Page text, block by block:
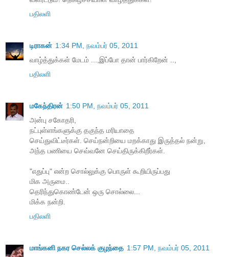
பதிலளி
டிராகன் 1:34 PM, நவம்பர் 05, 2011
வாழ்த்துக்கள் மேடம் ...,இப்போ தான் பார்கிறேன் ..,
பதிலளி
மகேந்திரன் 1:50 PM, நவம்பர் 05, 2011
அன்பு சகோதரி,
நட்புள்ளங்களுக்கு தகுந்த மரியாதை
செய்துவிட்டீர்கள். செய்நன்றியை மறக்காது இருத்தல் நன்று,
அந்த பணியை செவ்வனே செய்திருக்கிறீர்கள்.
"எதுப்பு" என்ற சொல்லுக்கு பொருள் கூறியிருப்பது
மிக அருமை..
தெரிந்துகொண்டேன் ஒரு சொல்லை...
மிக்க நன்றி.
பதிலளி
மாங்கனி நகர செல்லக் குழந்தை 1:57 PM, நவம்பர் 05, 2011